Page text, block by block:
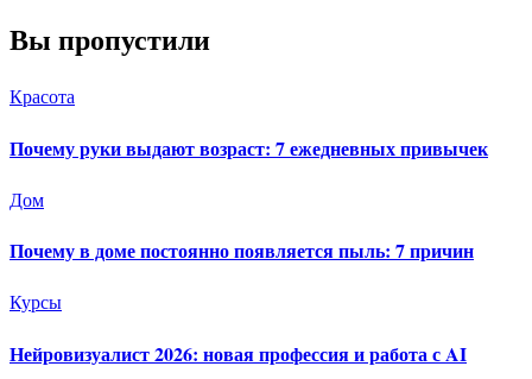
Вы пропустили
Красота
Почему руки выдают возраст: 7 ежедневных привычек
Дом
Почему в доме постоянно появляется пыль: 7 причин
Курсы
Нейровизуалист 2026: новая профессия и работа с AI